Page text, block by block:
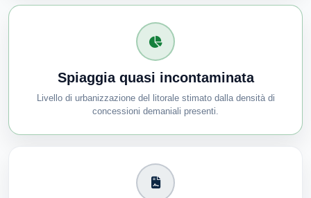
Spiaggia quasi incontaminata
Livello di urbanizzazione del litorale stimato dalla densità di
concessioni demaniali presenti.